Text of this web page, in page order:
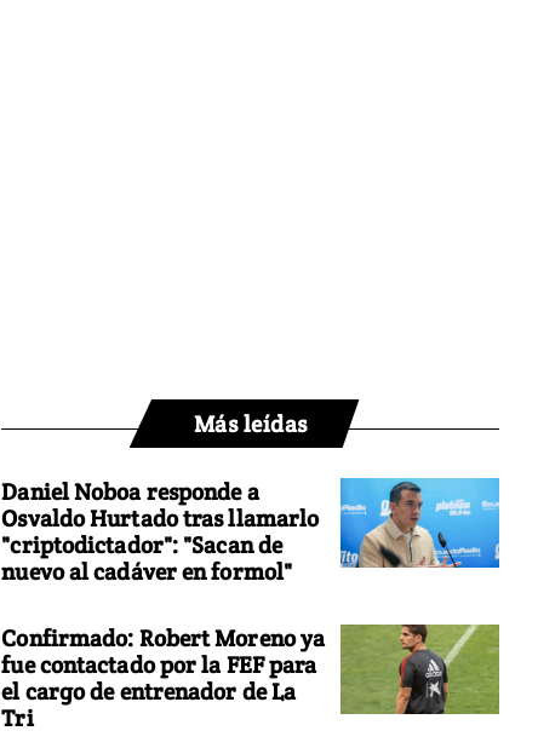
Más leídas
Daniel Noboa responde a
Osvaldo Hurtado tras llamarlo
"criptodictador": "Sacan de
nuevo al cadáver en formol"
Confirmado: Robert Moreno ya
fue contactado por la FEF para
el cargo de entrenador de La
Tri